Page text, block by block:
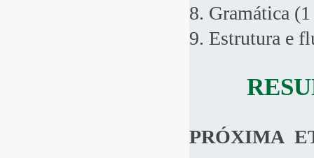
8. Gramática
9. Estrutura e
PRÓXIMA